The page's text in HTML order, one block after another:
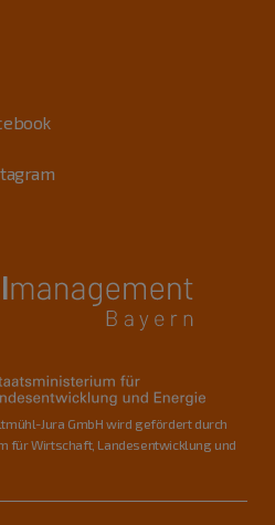
Jura GmbH wird gefördert durch
für Wirtschaft, Landesentwicklung und